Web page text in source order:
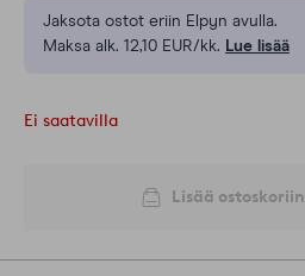
Jaksota ostot eriin Elpyn avulla.
Maksa alk. 12,10 EUR/kk. Lue lisää
Ei saatavilla
Lisää ostoskoriin